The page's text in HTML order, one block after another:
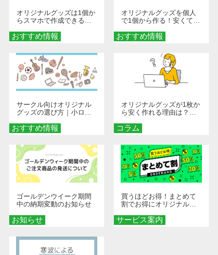
おすすめ情報
オリジナルグッズは1個か
らスマホで作成できる！
くなる巾着＆ポーチ活用
術
おすすめ情報
オリジナルグッズを個人
で1個から作る！安くて簡
秘訣
おすすめ情報
サークル向けオリジナル
グッズの選び方｜小ロッ
める秘訣
コラム
オリジナルグッズが1枚か
ら安く作れる理由は？オ
とメリットを解説
お知らせ
ゴールデンウイーク期間
中の納期変動のお知らせ
サービス案内
買うほどお得！まとめて
割でお得にオリジナルグ